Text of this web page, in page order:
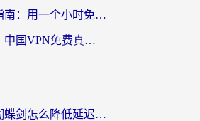
海外党自救指南：用一个小时免费加速器，轻松打破国内资源访问壁垒？
海外党必看：中国VPN免费真的靠谱吗？手把手教你选对回国加速器
国外玩流星蝴蝶剑怎么降低延迟？海外党必看的加速秘籍（含欧洲鸣潮&彩虹岛优化攻略）